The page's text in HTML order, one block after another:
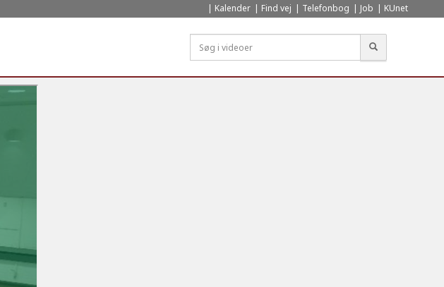
Kalender Find vej Telefonbog Job KUnet